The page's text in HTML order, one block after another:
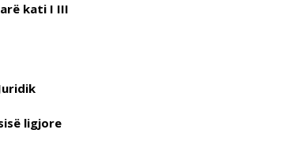
kati I III
ligjore